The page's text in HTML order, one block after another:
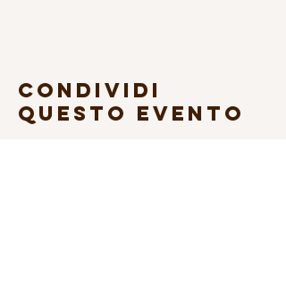
Condividi
questo evento